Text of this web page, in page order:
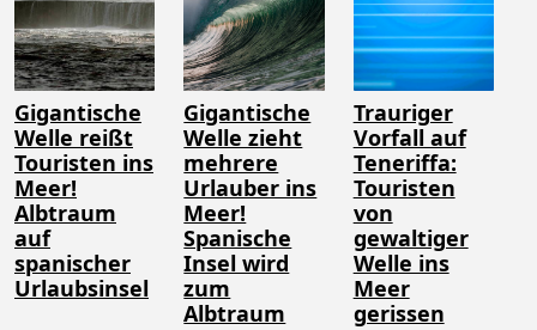
Gigantische
Welle reißt
Touristen ins
Meer!
Albtraum
auf
spanischer
Urlaubsinsel
Gigantische
Welle zieht
mehrere
Urlauber ins
Meer!
Spanische
Insel wird
zum
Albtraum
Trauriger
Vorfall auf
Teneriffa:
Touristen
von
gewaltiger
Welle ins
Meer
gerissen